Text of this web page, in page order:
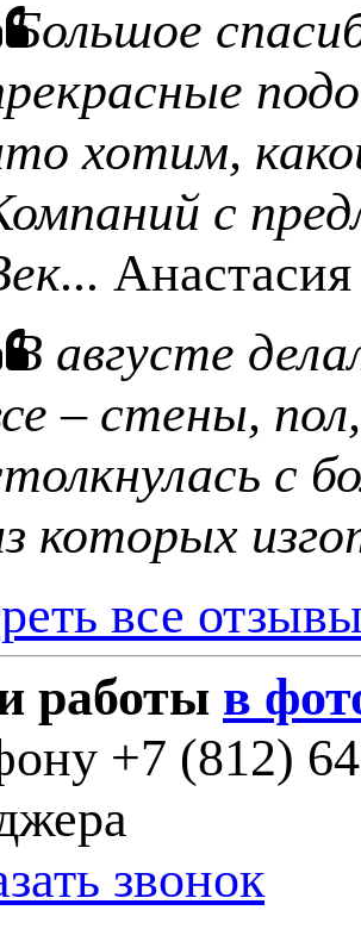
Большое
хотим,
с
В августе
– стены,
с
которых
все
работы в
+7 (812)
звонок